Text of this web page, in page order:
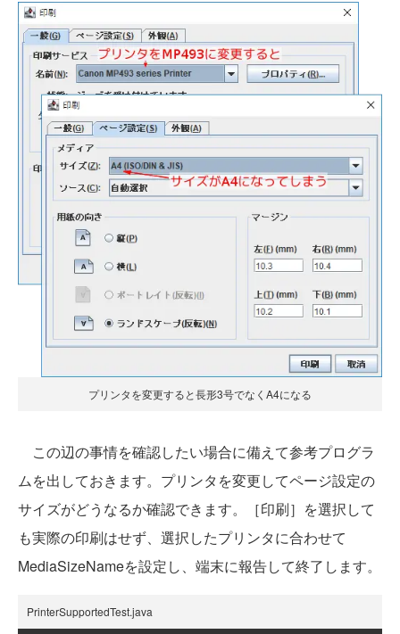
プリンタを変更すると長形3号でなくA4になる
この辺の事情を確認したい場合に備えて参考プログラ
ムを出しておきます。プリンタを変更してページ設定の
サイズがどうなるか確認できます。［印刷］を選択して
も実際の印刷はせず、選択したプリンタに合わせて
MediaSizeNameを設定し、端末に報告して終了します。
PrinterSupportedTest.java